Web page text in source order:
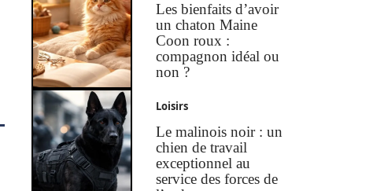
Les bienfaits d’avoir
un chaton Maine
Coon roux :
compagnon idéal ou
non ?
Loisirs
Le malinois noir : un
chien de travail
exceptionnel au
service des forces de